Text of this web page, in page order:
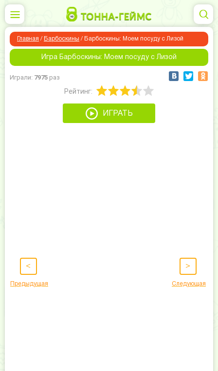
Главная / Барбоскины / Барбоскины: Моем посуду с Лизой
Игра Барбоскины: Моем посуду с Лизой
Играли: 7975 раз
Рейтинг:
ИГРАТЬ
<
Предыдущая
>
Следующая